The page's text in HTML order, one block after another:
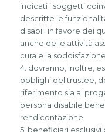
indicati i soggetti
descritte le
disabili in favore dei
anche delle attività
cura e la
4. dovranno, inoltre,
obblighi del trustee,
riferimento sia al
persona disabile
rendicontazione;
5. beneficiari